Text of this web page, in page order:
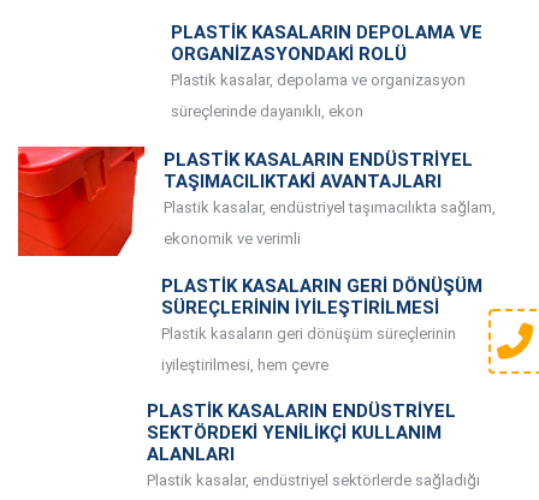
PLASTIK KASALARIN DEPOLAMA VE
ORGANIZASYONDAKI ROLÜ
Plastik kasalar, depolama ve organizasyon
süreçlerinde dayanıklı, ekon
PLASTIK KASALARIN ENDÜSTRIYEL
TAŞIMACILIKTAKI AVANTAJLARI
Plastik kasalar, endüstriyel taşımacılıkta sağlam,
ekonomik ve verimli
PLASTIK KASALARIN GERI DÖNÜŞÜM
SÜREÇLERININ İYILEŞTIRILMESI
Plastik kasaların geri dönüşüm süreçlerinin
iyileştirilmesi, hem çevre
PLASTIK KASALARIN ENDÜSTRIYEL
SEKTÖRDEKI YENILIKÇI KULLANIM
ALANLARI
Plastik kasalar, endüstriyel sektörlerde sağladığı